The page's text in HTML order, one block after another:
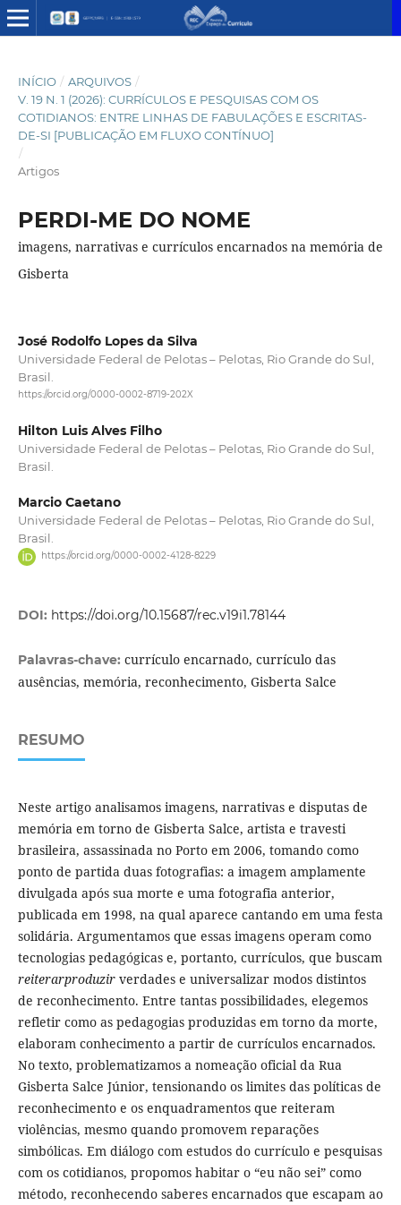
INÍCIO / ARQUIVOS /
V. 19 N. 1 (2026): CURRÍCULOS E PESQUISAS COM OS
COTIDIANOS: ENTRE LINHAS DE FABULAÇÕES E ESCRITAS-
DE-SI [PUBLICAÇÃO EM FLUXO CONTÍNUO]
/
Artigos
PERDI-ME DO NOME
imagens, narrativas e currículos encarnados na memória de
Gisberta
José Rodolfo Lopes da Silva
Universidade Federal de Pelotas – Pelotas, Rio Grande do Sul,
Brasil.
https://orcid.org/0000-0002-8719-202X
Hilton Luis Alves Filho
Universidade Federal de Pelotas – Pelotas, Rio Grande do Sul,
Brasil.
Marcio Caetano
Universidade Federal de Pelotas – Pelotas, Rio Grande do Sul,
Brasil.
https://orcid.org/0000-0002-4128-8229
DOI: https://doi.org/10.15687/rec.v19i1.78144
Palavras-chave: currículo encarnado, currículo das
ausências, memória, reconhecimento, Gisberta Salce
RESUMO
Neste artigo analisamos imagens, narrativas e disputas de
memória em torno de Gisberta Salce, artista e travesti
brasileira, assassinada no Porto em 2006, tomando como
ponto de partida duas fotografias: a imagem amplamente
divulgada após sua morte e uma fotografia anterior,
publicada em 1998, na qual aparece cantando em uma festa
solidária. Argumentamos que essas imagens operam como
tecnologias pedagógicas e, portanto, currículos, que buscam
reiterarproduzirverdades e universalizar modos distintos
de reconhecimento. Entre tantas possibilidades, elegemos
refletir como as pedagogias produzidas em torno da morte,
elaboram conhecimento a partir de currículos encarnados.
No texto, problematizamos a nomeação oficial da Rua
Gisberta Salce Júnior, tensionando os limites das políticas de
reconhecimento e os enquadramentos que reiteram
violências, mesmo quando promovem reparações
simbólicas. Em diálogo com estudos do currículo e pesquisas
com os cotidianos, propomos habitar o “eu não sei” como
método, reconhecendo saberes encarnados que escapam ao